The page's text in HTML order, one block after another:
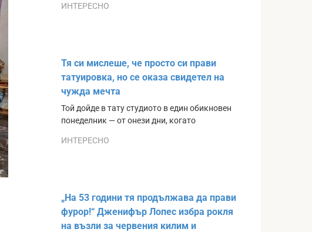
ИНТЕРЕСНО
Тя си мислеше, че просто си прави
татуировка, но се оказа свидетел на
чужда мечта
Той дойде в тату студиото в един обикновен
понеделник — от онези дни, когато
ИНТЕРЕСНО
„На 53 години тя продължава да прави
фурор!“ Дженифър Лопес избра рокля
на възли за червения килим и